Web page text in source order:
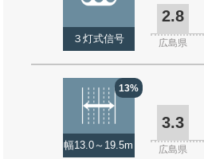
３灯式信号
2.8
広島県
13%
幅13.0～19.5m
3.3
広島県